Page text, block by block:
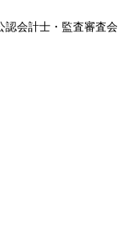
会計士・監査審査会